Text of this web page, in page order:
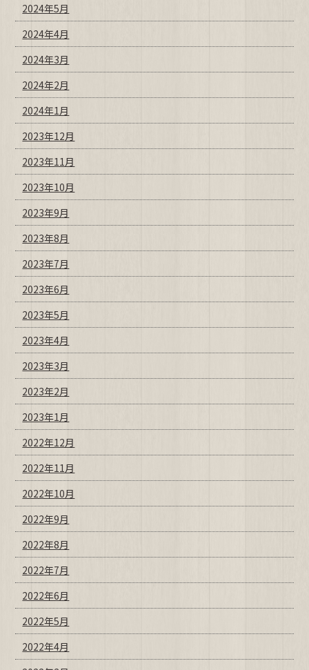
2024年5月
2024年4月
2024年3月
2024年2月
2024年1月
2023年12月
2023年11月
2023年10月
2023年9月
2023年8月
2023年7月
2023年6月
2023年5月
2023年4月
2023年3月
2023年2月
2023年1月
2022年12月
2022年11月
2022年10月
2022年9月
2022年8月
2022年7月
2022年6月
2022年5月
2022年4月